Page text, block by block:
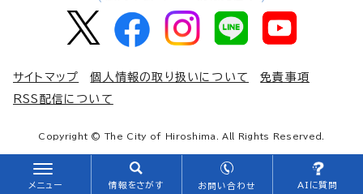
メニュー 情報をさがす お問い合わせ AIに質問
サイトマップ 個人情報の取り扱いについて
免責事項
RSS配信について
Copyright © The City of Hiroshima. All Rights Reserved.